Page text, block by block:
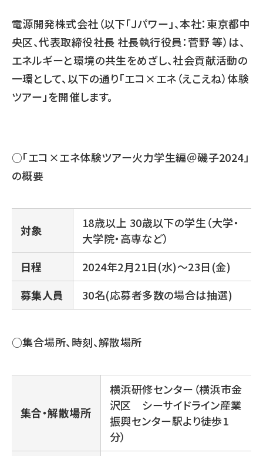
電源開発株式会社（以下「Ｊパワー」、本社：東京都中
央区、代表取締役社長 社長執行役員：菅野 等）は、
エネルギーと環境の共生をめざし、社会貢献活動の
一環として、以下の通り「エコ×エネ（えこえね）体験
ツアー」を開催します。
○「エコ×エネ体験ツアー火力学生編＠磯子2024」
の概要
対象
18歳以上 30歳以下の学生（大学・
大学院・高専など）
日程
2024年2月21日(水)～23日(金)
募集人員
30名(応募者多数の場合は抽選)
○集合場所、時刻、解散場所
集合・解散場所
横浜研修センター（横浜市金
沢区 シーサイドライン産業
振興センター駅より徒歩1
分）